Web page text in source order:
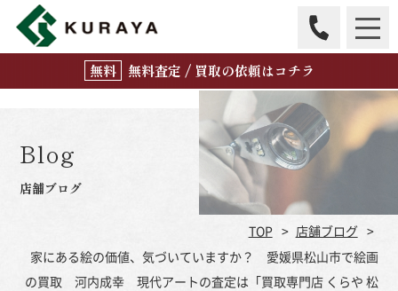
無料査定 / 買取の依頼はコチラ
Blog
店舗ブログ
TOP
店舗ブログ
家にある絵の価値、気づいていますか？ 愛媛県松山市で絵画
の買取 河内成幸 現代アートの査定は「買取専門店 くらや 松